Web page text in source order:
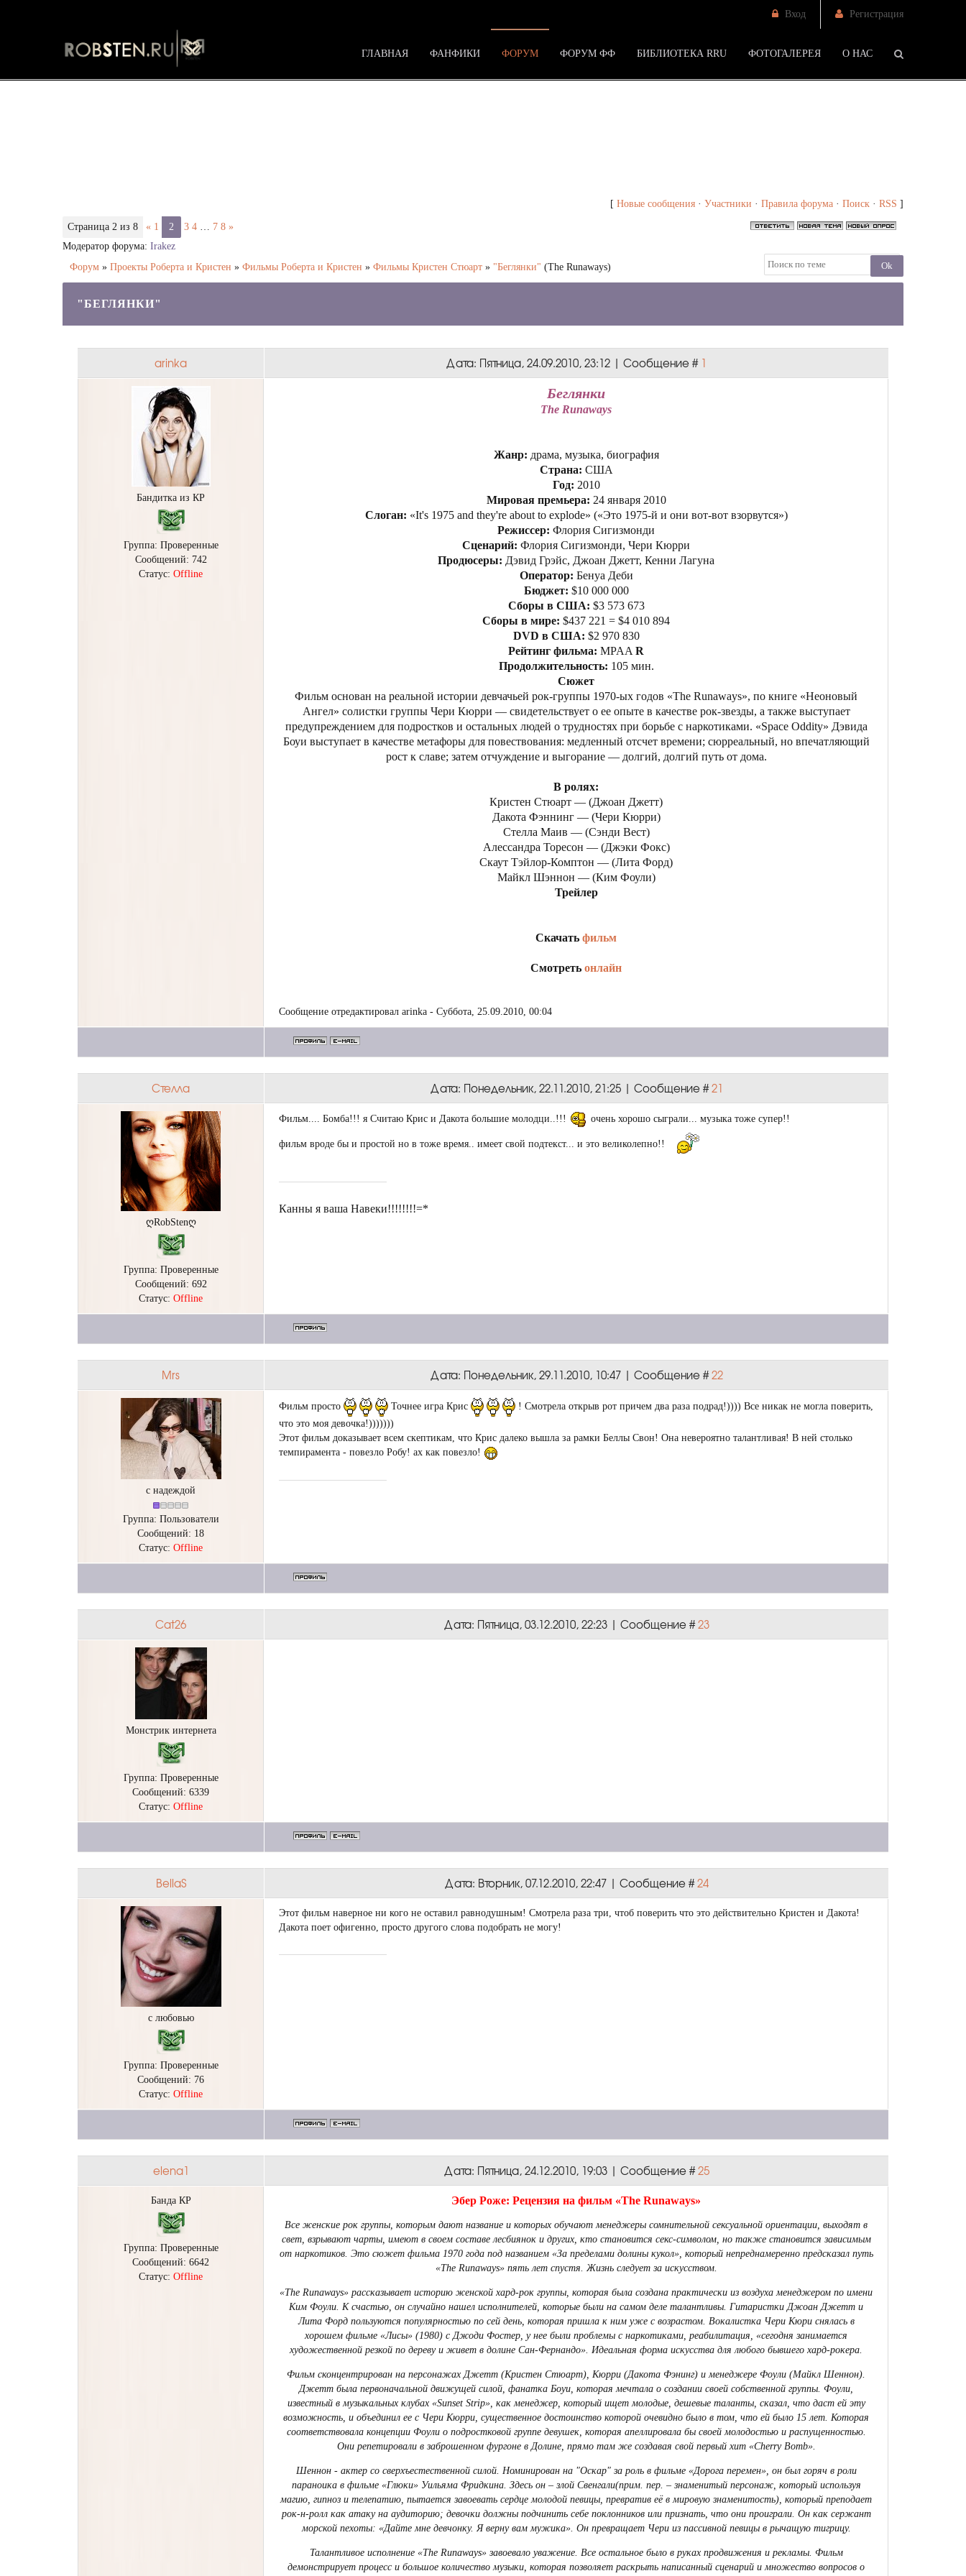
Вход Регистрация
ГЛАВНАЯ ФАНФИКИ ФОРУМ ФОРУМ ФФ БИБЛИОТЕКА RRU ФОТОГАЛЕРЕЯ О НАС
[ Новые сообщения · Участники · Правила форума · Поиск · RSS ]
Страница 2 из 8 « 1 2 3 4 … 7 8 »
Модератор форума: Irakez
Форум » Проекты Роберта и Кристен » Фильмы Роберта и Кристен » Фильмы Кристен Стюарт » "Беглянки" (The Runaways)
"БЕГЛЯНКИ"
arinka Дата: Пятница, 24.09.2010, 23:12 | Сообщение # 1
Бандитка из КР
Группа: Проверенные
Сообщений: 742
Статус: Offline
Беглянки
The Runaways
Жанр: драма, музыка, биография
Страна: США
Год: 2010
Мировая премьера: 24 января 2010
Слоган: «It's 1975 and they're about to explode» («Это 1975-й и они вот-вот взорвутся»)
Режиссер: Флория Сигизмонди
Сценарий: Флория Сигизмонди, Чери Кюрри
Продюсеры: Дэвид Грэйс, Джоан Джетт, Кенни Лагуна
Оператор: Бенуа Деби
Бюджет: $10 000 000
Сборы в США: $3 573 673
Сборы в мире: $437 221 = $4 010 894
DVD в США: $2 970 830
Рейтинг фильма: MPAA R
Продолжительность: 105 мин.
Сюжет
Фильм основан на реальной истории девчачьей рок-группы 1970-ых годов «The Runaways», по книге «Неоновый
Ангел» солистки группы Чери Кюрри — свидетельствует о ее опыте в качестве рок-звезды, а также выступает
предупреждением для подростков и остальных людей о трудностях при борьбе с наркотиками. «Space Oddity» Дэвида
Боуи выступает в качестве метафоры для повествования: медленный отсчет времени; сюрреальный, но впечатляющий
рост к славе; затем отчуждение и выгорание — долгий, долгий путь от дома.
В ролях:
Кристен Стюарт — (Джоан Джетт)
Дакота Фэннинг — (Чери Кюрри)
Стелла Маив — (Сэнди Вест)
Алессандра Торесон — (Джэки Фокс)
Скаут Тэйлор-Комптон — (Лита Форд)
Майкл Шэннон — (Ким Фоули)
Трейлер
Скачать фильм
Смотреть онлайн
Сообщение отредактировал arinka - Суббота, 25.09.2010, 00:04
Стелла Дата: Понедельник, 22.11.2010, 21:25 | Сообщение #21
ღRobStenღ
Группа: Проверенные
Сообщений: 692
Статус: Offline
Фильм.... Бомба!!! я Считаю Крис и Дакота большие молодци..!!! очень хорошо сыграли... музыка тоже супер!!
фильм вроде бы и простой но в тоже время.. имеет свой подтекст... и это великолепно!!
Канны я ваша Навеки!!!!!!!!=*
Mrs Дата: Понедельник, 29.11.2010, 10:47 | Сообщение #22
с надеждой
Группа: Пользователи
Сообщений: 18
Статус: Offline
Фильм просто Точнее игра Крис
! Смотрела открыв рот причем два раза подрад!)))) Все никак не могла поверить,
что это моя девочка!)))))))
Этот фильм доказывает всем скептикам, что Крис далеко вышла за рамки Беллы Свон! Она невероятно талантливая! В ней столько
темпирамента - повезло Робу! ах как повезло!
Cat26 Дата: Пятница, 03.12.2010, 22:23 | Сообщение #23
Монстрик интернета
Группа: Проверенные
Сообщений: 6339
Статус: Offline
BellaS Дата: Вторник, 07.12.2010, 22:47 | Сообщение #24
с любовью
Группа: Проверенные
Сообщений: 76
Статус: Offline
Этот фильм наверное ни кого не оставил равнодушным! Смотрела раза три, чтоб поверить что это действительно Кристен и Дакота!
Дакота поет офигенно, просто другого слова подобрать не могу!
elena1 Дата: Пятница, 24.12.2010, 19:03 | Сообщение #25
Банда КР
Группа: Проверенные
Сообщений: 6642
Статус: Offline
Эбер Роже: Рецензия на фильм «The Runaways»
Все женские рок группы, которым дают название и которых обучают менеджеры сомнительной сексуальной ориентации, выходят в
свет, взрывают чарты, имеют в своем составе лесбиянок и других, кто становится секс-символом, но также становится зависимым
от наркотиков. Это сюжет фильма 1970 года под названием «За пределами долины кукол», который непреднамеренно предсказал путь
«The Runaways» пять лет спустя. Жизнь следует за искусством.
«The Runaways» рассказывает историю женской хард-рок группы, которая была создана практически из воздуха менеджером по имени
Ким Фоули. К счастью, он случайно нашел исполнителей, которые были на самом деле талантливы. Гитаристки Джоан Джетт и
Лита Форд пользуются популярностью по сей день, которая пришла к ним уже с возрастом. Вокалистка Чери Кюри снялась в
хорошем фильме «Лисы» (1980) с Джоди Фостер, у нее были проблемы с наркотиками, реабилитация, «сегодня занимается
художественной резкой по дереву и живет в долине Сан-Фернандо». Идеальная форма искусства для любого бывшего хард-рокера.
Фильм сконцентрирован на персонажах Джетт (Кристен Стюарт), Кюрри (Дакота Фэнинг) и менеджере Фоули (Майкл Шеннон).
Джетт была первоначальной движущей силой, фанатка Боуи, которая мечтала о создании своей собственной группы. Фоули,
известный в музыкальных клубах «Sunset Strip», как менеджер, который ищет молодые, дешевые таланты, сказал, что даст ей эту
возможность, и объединил ее с Чери Кюрри, существенное достоинство которой очевидно было в том, что ей было 15 лет. Которая
соответствовала концепции Фоули о подростковой группе девушек, которая апеллировала бы своей молодостью и распущенностью.
Они репетировали в заброшенном фургоне в Долине, прямо там же создавая свой первый хит «Cherry Bomb».
Шеннон - актер со сверхъестественной силой. Номинирован на "Оскар" за роль в фильме «Дорога перемен», он был горяч в роли
параноика в фильме «Глюки» Уильяма Фридкина. Здесь он – злой Свенгали(прим. пер. – знаменитый персонаж, который используя
магию, гипноз и телепатию, пытается завоевать сердце молодой певицы, превратив её в мировую знаменитость), который преподает
рок-н-ролл как атаку на аудиторию; девочки должны подчинить себе поклонников или признать, что они проиграли. Он как сержант
морской пехоты: «Дайте мне девчонку. Я верну вам мужика». Он превращает Чери из пассивной певицы в рычащую тигрицу.
Талантливое исполнение «The Runaways» завоевало уважение. Все остальное было в руках продвижения и рекламы. Фильм
демонстрирует процесс и большое количество музыки, которая позволяет раскрыть написанный сценарий и множество вопросов о